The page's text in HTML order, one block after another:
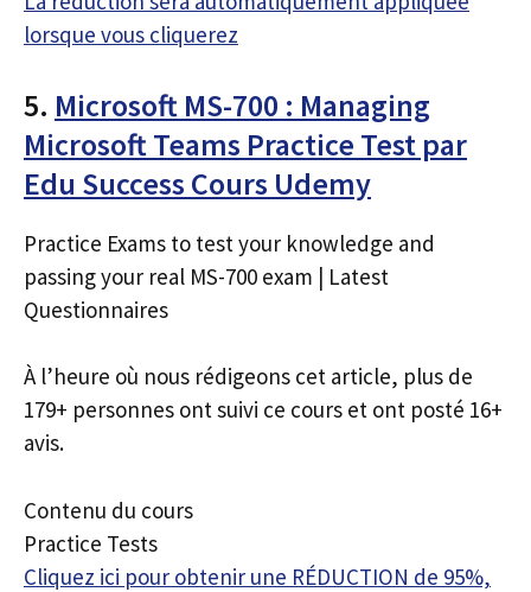
lorsque vous cliquerez
5. Microsoft MS-700 : Managing
Microsoft Teams Practice Test par
Edu Success Cours Udemy
Practice Exams to test your knowledge and
passing your real MS-700 exam | Latest
Questionnaires
À l’heure où nous rédigeons cet article, plus de
179+ personnes ont suivi ce cours et ont posté 16+
avis.
Contenu du cours
Practice Tests
Cliquez ici pour obtenir une RÉDUCTION de 95%,